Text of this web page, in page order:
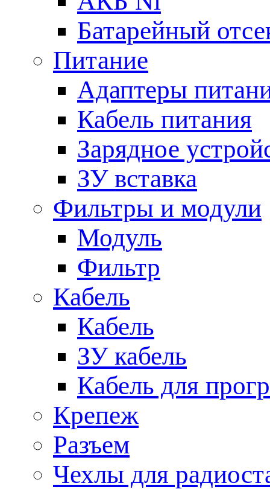
Батарейный
Питание
Адаптеры
Кабель питания
Зарядное
ЗУ вставка
Фильтры и модули
Модуль
Фильтр
Кабель
Кабель
ЗУ кабель
Кабель для
Крепеж
Разъем
Чехлы для